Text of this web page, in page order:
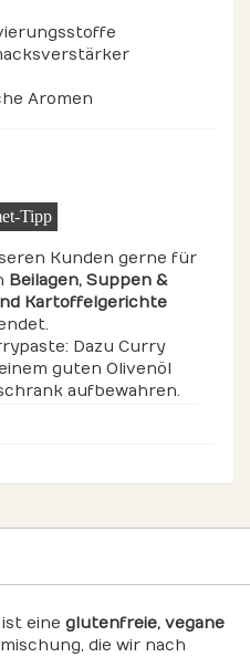
Aromen
Tipp
Kunden gerne für
Beilagen, Suppen &
Kartoffelgerichte
Dazu Curry
guten Olivenöl
aufbewahren.
ist eine glutenfreie, vegane
die wir nach